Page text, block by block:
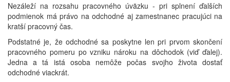
Nezáleží na rozsahu pracovného úväzku - pri splnení ďalších
podmienok má právo na odchodné aj zamestnanec pracujúci na
kratší pracovný čas.
Podstatné je, že odchodné sa poskytne len pri prvom skončení
pracovného pomeru po vzniku nároku na dôchodok (viď ďalej).
Jedna a tá istá osoba nemôže počas svojho života dostať
odchodné viackrát.